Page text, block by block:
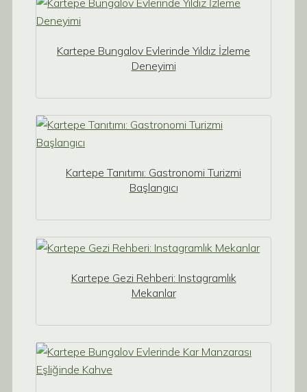
Kartepe Bungalov Evlerinde Yıldız İzleme
Deneyimi
Kartepe Tanıtımı: Gastronomi Turizmi
Başlangıcı
Kartepe Gezi Rehberi: Instagramlık
Mekanlar